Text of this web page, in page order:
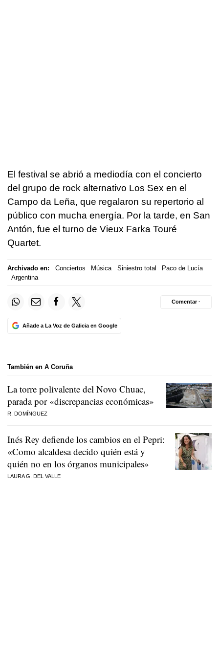
El festival se abrió a mediodía con el concierto
del grupo de rock alternativo Los Sex en el
Campo da Leña, que regalaron su repertorio al
público con mucha energía. Por la tarde, en San
Antón, fue el turno de Vieux Farka Touré
Quartet.
Archivado en: Conciertos Música Siniestro total
Paco de Lucía
Argentina
Añade a La Voz de Galicia en Google
Comentar ·
También en A Coruña
La torre polivalente del Novo Chuac,
parada por «discrepancias económicas»
R. DOMÍNGUEZ
Inés Rey defiende los cambios en el Pepri:
«Como alcaldesa decido quién está y
quién no en los órganos municipales»
LAURA G. DEL VALLE